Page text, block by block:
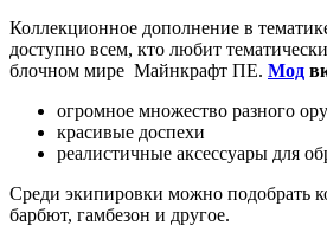
Коллекционное дополнение в
доступно всем, кто любит
блочном мире Майнкрафт ПЕ. Мод
огромное множество разного
красивые доспехи
реалистичные аксессуары для
Среди экипировки можно подобрать
барбют, гамбезон и другое.